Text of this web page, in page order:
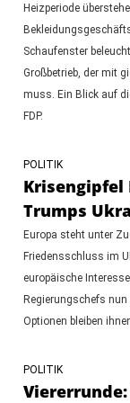
Heizperiode
Schaufenster
Großbetrieb, der mit
muss. Ein Blick auf
FDP.
POLITIK
Krisengipfel
Trumps
Europa steht unter
Friedensschluss im
europäische
Regierungschefs
Optionen bleiben
POLITIK
Viererrunde: